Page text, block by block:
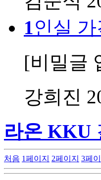
1인실
[비밀글
강희진
라온 KKU
처음 1페이지 2페이지 3페이